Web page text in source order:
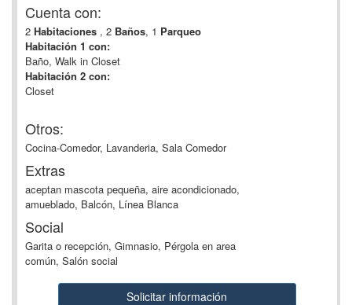
Cuenta con:
2 Habitaciones , 2 Baños, 1 Parqueo
Habitación 1 con:
Baño, Walk in Closet
Habitación 2 con:
Closet
Otros:
Cocina-Comedor, Lavanderia, Sala Comedor
Extras
aceptan mascota pequeña, aire acondicionado,
amueblado, Balcón, Línea Blanca
Social
Garita o recepción, Gimnasio, Pérgola en area
común, Salón social
Solicitar información